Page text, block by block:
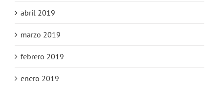
abril 2019
marzo 2019
febrero 2019
enero 2019